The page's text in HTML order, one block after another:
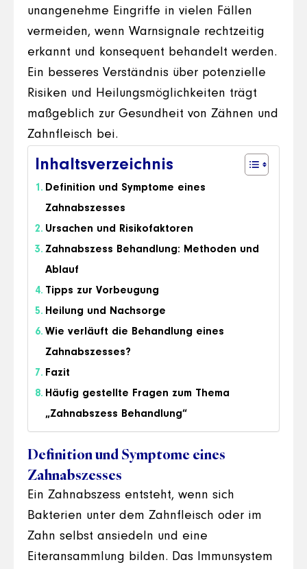
unangenehme Eingriffe in vielen Fällen
vermeiden, wenn Warnsignale rechtzeitig
erkannt und konsequent behandelt werden.
Ein besseres Verständnis über potenzielle
Risiken und Heilungsmöglichkeiten trägt
maßgeblich zur Gesundheit von Zähnen und
Zahnfleisch bei.
Inhaltsverzeichnis
Definition und Symptome eines
Zahnabszesses
Ursachen und Risikofaktoren
Zahnabszess Behandlung: Methoden und
Ablauf
Tipps zur Vorbeugung
Heilung und Nachsorge
Wie verläuft die Behandlung eines
Zahnabszesses?
Fazit
Häufig gestellte Fragen zum Thema
„Zahnabszess Behandlung“
Definition und Symptome eines
Zahnabszesses
Ein Zahnabszess entsteht, wenn sich
Bakterien unter dem Zahnfleisch oder im
Zahn selbst ansiedeln und eine
Eiteransammlung bilden. Das Immunsystem